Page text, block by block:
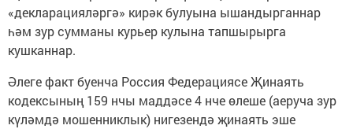
«декларацияләргә» кирәк булуына ышандырганнар
һәм зур сумманы курьер кулына тапшырырга
кушканнар.
Әлеге факт буенча Россия Федерациясе Җинаять
кодексының 159 нчы маддәсе 4 нче өлеше (аеруча зур
күләмдә мошенниклык) нигезендә җинаять эше